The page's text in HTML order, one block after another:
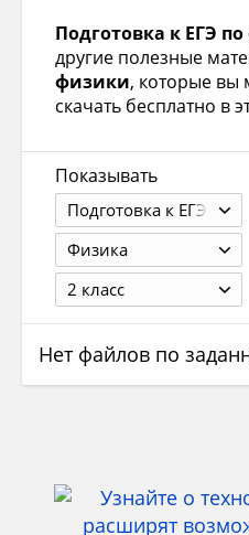
Подготовка к ЕГЭ
другие полезные
физики, которые вы
скачать бесплатно в
Показывать
Подготовка к ЕГЭ
Физика
2 класс
Нет файлов по